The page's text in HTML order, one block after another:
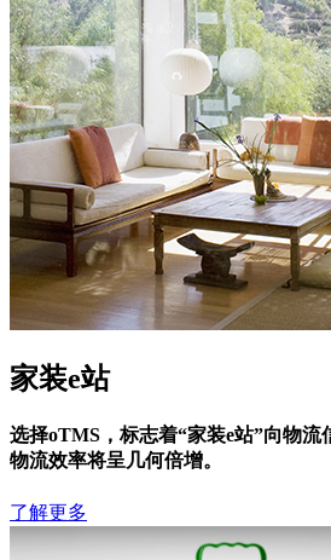
家装e站
选择oTMS，标志着“家装e站”向物流
物流效率将呈几何倍增。
了解更多